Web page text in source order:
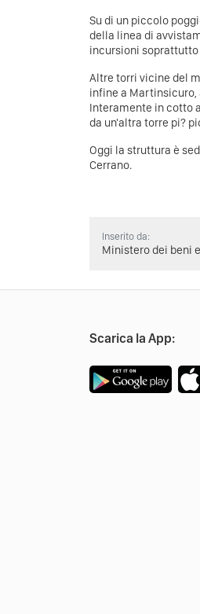
Su di un piccolo
della linea di
incursioni
Altre torri vicine del
infine a
Interamente in cotto
da un'altra torre pi?
Oggi la struttura è
Cerrano.
Inserito da:
Ministero dei beni
Scarica la App: